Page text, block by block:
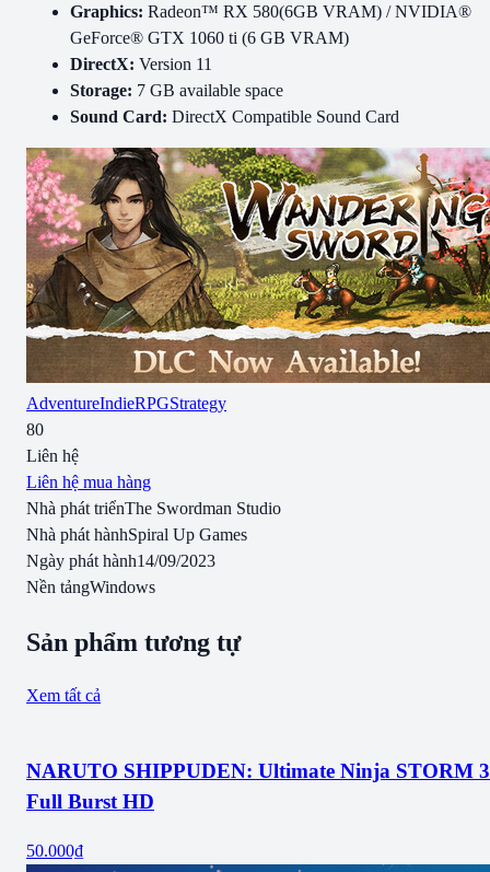
Graphics: Radeon™ RX 580(6GB VRAM) / NVIDIA®
GeForce® GTX 1060 ti (6 GB VRAM)
DirectX: Version 11
Storage: 7 GB available space
Sound Card: DirectX Compatible Sound Card
AdventureIndieRPGStrategy
80
Liên hệ
Liên hệ mua hàng
Nhà phát triểnThe Swordman Studio
Nhà phát hànhSpiral Up Games
Ngày phát hành14/09/2023
Nền tảngWindows
Sản phẩm tương tự
Xem tất cả
NARUTO SHIPPUDEN: Ultimate Ninja STORM 3
Full Burst HD
50.000₫